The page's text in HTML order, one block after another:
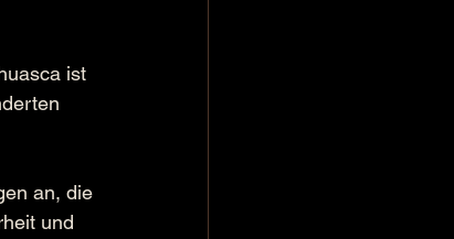
ist
an, die
und